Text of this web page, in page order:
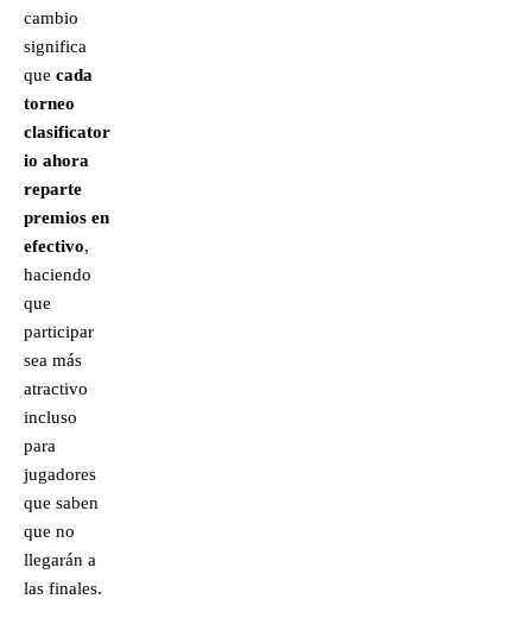
cambio
significa
que cada
torneo
clasificator
io ahora
reparte
premios en
efectivo,
haciendo
que
participar
sea más
atractivo
incluso
para
jugadores
que saben
que no
llegarán a
las finales.